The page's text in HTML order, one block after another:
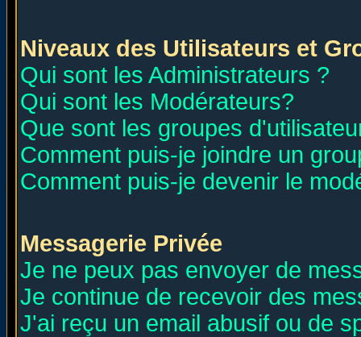
Niveaux des Utilisateurs et
Qui sont les Administrateurs ?
Qui sont les Modérateurs?
Que sont les groupes
Comment puis-je joindre un
Comment puis-je devenir le
Messagerie Privée
Je ne peux pas envoyer de
Je continue de recevoir des
J'ai reçu un email abusif ou de